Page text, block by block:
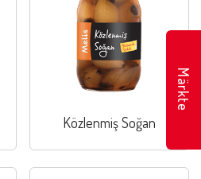
Közlenmiş Soğan
Märkte